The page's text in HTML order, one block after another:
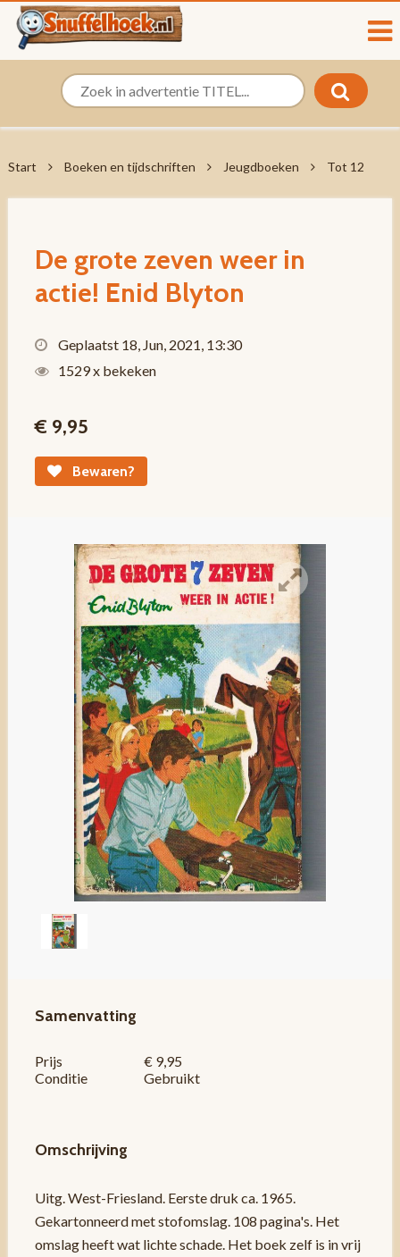
Start Boeken en tijdschriften Jeugdboeken Tot 12
De grote zeven weer in
actie! Enid Blyton
Geplaatst 18, Jun, 2021, 13:30
1529 x bekeken
€ 9,95
Bewaren?
Samenvatting
Prijs
€ 9,95
Conditie
Gebruikt
Omschrijving
Uitg. West-Friesland. Eerste druk ca. 1965.
Gekartonneerd met stofomslag. 108 pagina's. Het
omslag heeft wat lichte schade. Het boek zelf is in vrij